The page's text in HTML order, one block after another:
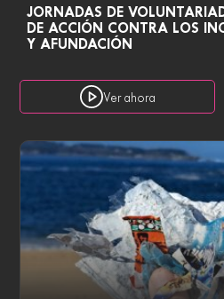
JORNADAS DE
DE ACCIÓN CONTRA LOS
Y AFUNDACIÓN
Ver ahora